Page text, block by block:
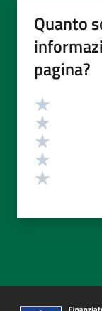
Quanto
pagina?
Valutazione